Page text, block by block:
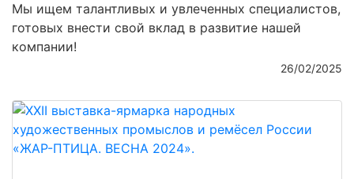
Мы ищем талантливых и увлеченных специалистов,
готовых внести свой вклад в развитие нашей
компании!
26/02/2025